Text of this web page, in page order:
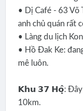
• Dị Café - 63 Võ
anh chủ quán rất
• Làng du lịch
• Hồ Đak Ke:
mê luôn.
𝗞𝗵𝘂 𝟯𝟳 𝗛𝗼̣̂: Đây
10km.